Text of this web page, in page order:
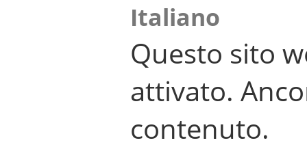
Italiano
Questo sito
attivato.
contenuto.